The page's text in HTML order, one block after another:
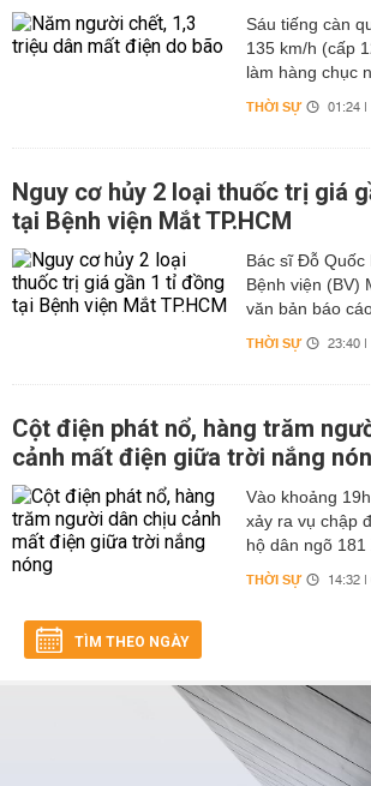
Sáu tiếng càn
135 km/h (cấp
làm hàng chục
THỜI SỰ 01:24
Nguy cơ hủy 2 loại thuốc trị giá
tại Bệnh viện Mắt TP.HCM
Bác sĩ Đỗ Quốc
Bệnh viện (BV)
văn bản báo
THỜI SỰ 23:40
Cột điện phát nổ, hàng trăm
cảnh mất điện giữa trời nắng
Vào khoảng
xảy ra vụ chập
hộ dân ngõ 181
THỜI SỰ 14:32
TÌM THEO NGÀY